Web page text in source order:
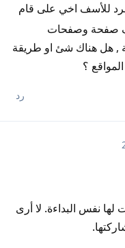
للأسف اخي على قام
بفرسة اكثر من 7 اللاف صفحة وصفحات
لا تتعدي ال 100 صفحة , هل هناك شئ او طريقة
؟
رد
نفس البداءة. لا أرى